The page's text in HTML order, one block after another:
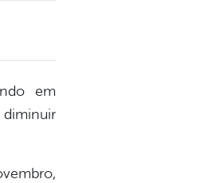
em
diminuir